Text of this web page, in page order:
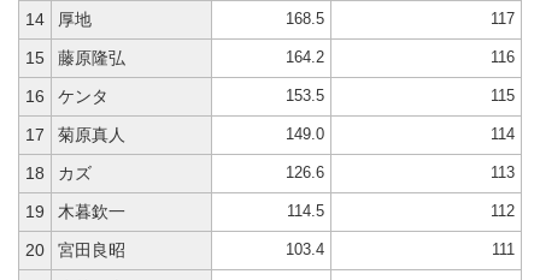
14 厚地 168.5 117
15 藤原隆弘 164.2 116
16 ケンタ 153.5 115
17 菊原真人 149.0 114
18 カズ 126.6 113
19 木暮欽一 114.5 112
20 宮田良昭 103.4 111